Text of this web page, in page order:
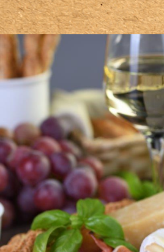
SVI ODJELI
GASTRO
PIĆE
SLATKO